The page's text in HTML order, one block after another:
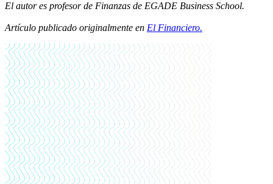
El autor es profesor de Finanzas de EGADE Business School.
Artículo publicado originalmente en El Financiero.